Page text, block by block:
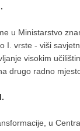
u Ministarstvo
vrste - viši
visokim
drugo radno
u